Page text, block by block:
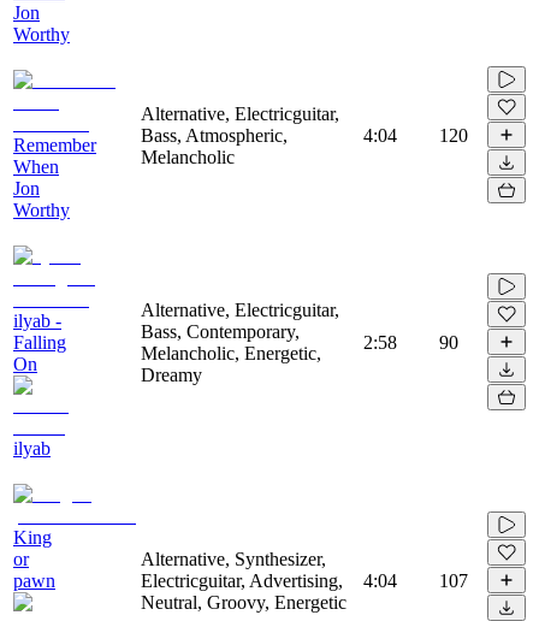
Jon
Worthy
Remember
When
Jon
Worthy
Alternative, Electricguitar,
Bass, Atmospheric,
Melancholic
4:04 120
ilyab -
Falling
On
ilyab
Alternative, Electricguitar,
Bass, Contemporary,
Melancholic, Energetic,
Dreamy
2:58 90
King
or
pawn
Alternative, Synthesizer,
Electricguitar, Advertising,
Neutral, Groovy, Energetic
4:04 107